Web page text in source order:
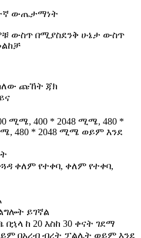
ውጤታማነት
ውስጥ በሚያስደንቅ ሁኔታ ውስጥ
ጩኸት ጃክ
ሚሜ, 400 * 2048 ሚሜ, 480 *
480 * 2048 ሚሜ ወይም እንደ
ቀለም የተቀባ, ቀለም የተቀባ,
ይገኛል
ከ 20 እስከ 30 ቀናት ገደማ
በአረብ ብረት ፓልሌት ወይም እንደ